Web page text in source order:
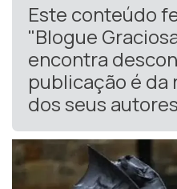
Este conteúdo
"Blogue
encontra
publicação é
dos seus